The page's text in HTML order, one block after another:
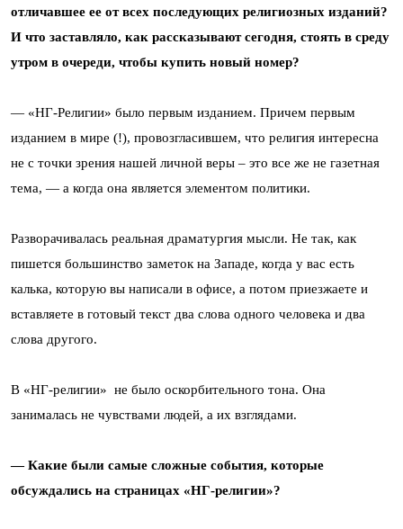
отличавшее ее от всех последующих религиозных изданий?
И что заставляло, как рассказывают сегодня, стоять в среду
утром в очереди, чтобы купить новый номер?
— «НГ-Религии» было первым изданием. Причем первым
изданием в мире (!), провозгласившем, что религия интересна
не с точки зрения нашей личной веры – это все же не газетная
тема, — а когда она является элементом политики.
Разворачивалась реальная драматургия мысли. Не так, как
пишется большинство заметок на Западе, когда у вас есть
калька, которую вы написали в офисе, а потом приезжаете и
вставляете в готовый текст два слова одного человека и два
слова другого.
В «НГ-религии» не было оскорбительного тона. Она
занималась не чувствами людей, а их взглядами.
— Какие были самые сложные события, которые
обсуждались на страницах «НГ-религии»?